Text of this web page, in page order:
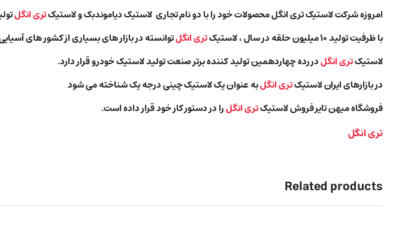
امروزه شرکت لاستیک تری انگل محصولات خود را با دو نام تجاری لاستیک دیاموندبک و لاستیکتری انگل
با ظرفیت تولید ۱۰ میلیون حلقه در سال ، لاستیک
تری انگلتوانسته در بازار های بسیاری از کشور های
لاستیکتری انگلدر رده چهاردهمین تولید کننده برتر صنعت تولید لاستیک خودرو قرار دارد.
در بازارهای ایران لاستیکتری انگلبه عنوان یک لاستیک چینی درجه یک شناخته می شود
فروشگاه میهن تایر فروش لاستیکتری انگلرا در دستور کار خود قرار داده است.
تری انگل
Related products